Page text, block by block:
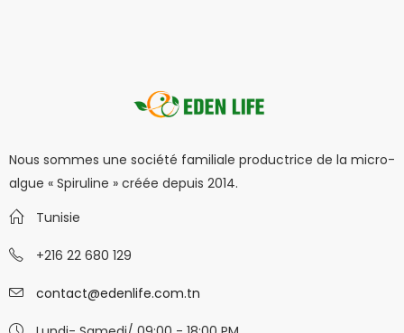
Nous sommes une société familiale productrice de la micro-
algue « Spiruline » créée depuis 2014.
Tunisie
+216 22 680 129
contact@edenlife.com.tn